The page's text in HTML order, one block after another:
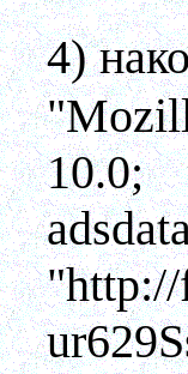
4) наконец, имени "Украйна" и в помине нет ни